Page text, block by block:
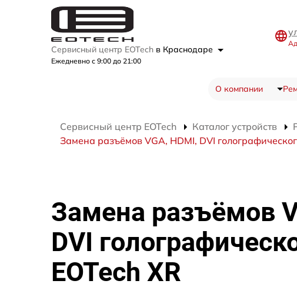
Сервисный центр EOTech в Краснодаре
Ежедневно с 9:00 до 21:00
О компании
Сервисный центр EOTech Каталог устройств
Замена разъёмов VGA, HDMI, DVI
Замена разъёмов
DVI
EOTech XR